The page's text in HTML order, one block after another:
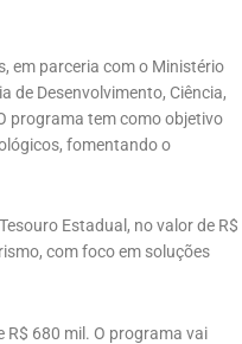
em parceria com o Ministério
de Desenvolvimento, Ciência,
programa tem como objetivo
fomentando o
Estadual, no valor de R$
com foco em soluções
680 mil. O programa vai